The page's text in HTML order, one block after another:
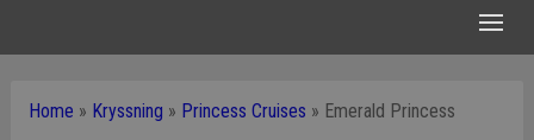
Home » Kryssning » Princess Cruises » Emerald Princess